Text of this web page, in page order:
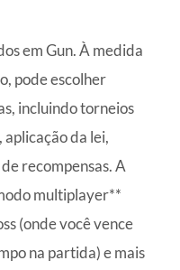
em Gun. À medida
pode escolher
incluindo torneios
da lei,
recompensas. A
multiplayer**
(onde você vence
na partida) e mais